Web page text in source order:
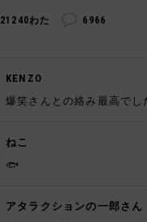
21240わた 6966
KENZO
爆笑さんとの絡み最高でし
ねこ
🐟️
アタラクションの一郎さん